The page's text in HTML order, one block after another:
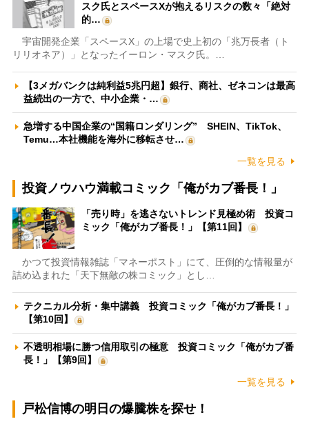
スク氏とスペースXが抱えるリスクの数々「絶対
的…
宇宙開発企業「スペースX」の上場で史上初の「兆万長者（ト
リリオネア）」となったイーロン・マスク氏。…
【3メガバンクは純利益5兆円超】銀行、商社、ゼネコンは最高
益続出の一方で、中小企業・…
急増する中国企業の“国籍ロンダリング” SHEIN、TikTok、
Temu…本社機能を海外に移転させ…
一覧を見る
投資ノウハウ満載コミック「俺がカブ番長！」
「売り時」を逃さないトレンド見極め術 投資コ
ミック「俺がカブ番長！」【第11回】
かつて投資情報雑誌「マネーポスト」にて、圧倒的な情報量が
詰め込まれた「天下無敵の株コミック」とし…
テクニカル分析・集中講義 投資コミック「俺がカブ番長！」
【第10回】
不透明相場に勝つ信用取引の極意 投資コミック「俺がカブ番
長！」【第9回】
一覧を見る
戸松信博の明日の爆騰株を探せ！